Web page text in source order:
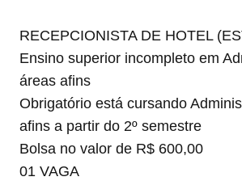
RECEPCIONISTA DE HOTEL
Ensino superior incompleto em
áreas afins
Obrigatório está cursando
afins a partir do 2º semestre
Bolsa no valor de R$ 600,00
01 VAGA